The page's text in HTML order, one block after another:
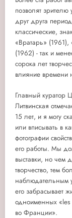
позволят
друг друга
классические,
«Вратарь»
(1962) - так и
сорока лет
влияние времени
Главный куратор
Литвинская
15 лет, и я могу
или вписывать в
фотографии
его работы. Мы
выставки, но чем
творчество, тем
наблюдательным
его забрасывает
одноименных «les
во Франции».